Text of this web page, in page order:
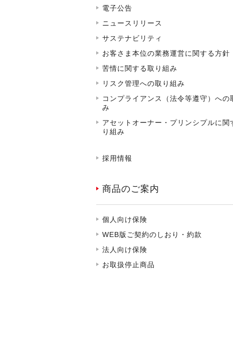
電子公告
ニュースリリース
サステナビリティ
お客さま本位の業務運営に関する方針
苦情に関する取り組み
リスク管理への取り組み
コンプライアンス（法令等遵守）への
み
アセットオーナー・プリンシプルに関
り組み
採用情報
商品のご案内
個人向け保険
WEB版ご契約のしおり・約款
法人向け保険
お取扱停止商品